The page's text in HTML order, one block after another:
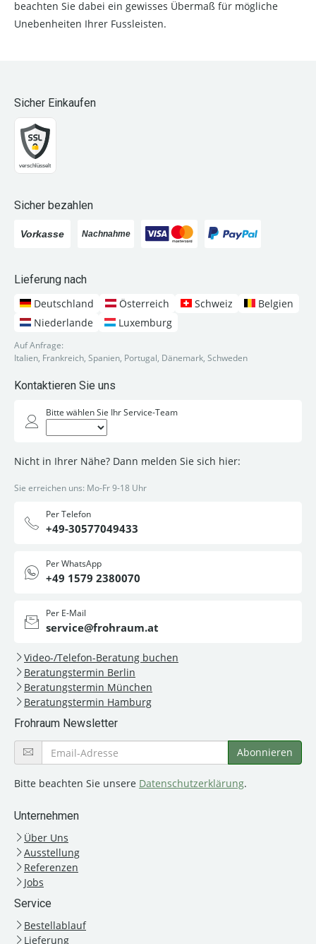
beachten Sie dabei ein gewisses Übermaß für mögliche
Unebenheiten Ihrer Fussleisten.
Sicher Einkaufen
Sicher bezahlen
Lieferung nach
Deutschland
Österreich Schweiz
Belgien
Niederlande
Luxemburg
Auf Anfrage:
Italien, Frankreich, Spanien, Portugal, Dänemark, Schweden
Kontaktieren Sie uns
Bitte wählen Sie Ihr Service-Team
Nicht in Ihrer Nähe? Dann melden Sie sich hier:
Sie erreichen uns: Mo-Fr 9-18 Uhr
Per Telefon
+49-30577049433
Per WhatsApp
+49 1579 2380070
Per E-Mail
service@frohraum.at
Video-/Telefon-Beratung buchen
Beratungstermin Berlin
Beratungstermin München
Beratungstermin Hamburg
Frohraum Newsletter
Bitte beachten Sie unsere Datenschutzerklärung.
Unternehmen
Über Uns
Ausstellung
Referenzen
Jobs
Service
Bestellablauf
Lieferung